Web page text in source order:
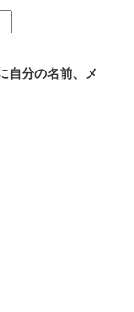
自分の名前、メ